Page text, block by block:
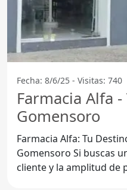
Fecha: 8/6/25 - Visitas: 740
Farmacia Alfa -
Gomensoro
Farmacia Alfa: Tu
Gomensoro Si buscas un lugar donde la atención al
cliente y la amplitud de